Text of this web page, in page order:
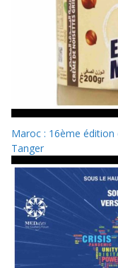
Maroc : 16ème
Tanger